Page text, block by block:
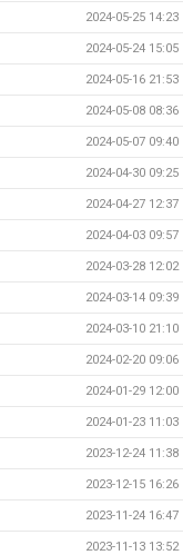
2024-05-25 14:23
2024-05-24 15:05
2024-05-16 21:53
2024-05-08 08:36
2024-05-07 09:40
2024-04-30 09:25
2024-04-27 12:37
2024-04-03 09:57
2024-03-28 12:02
2024-03-14 09:39
2024-03-10 21:10
2024-02-20 09:06
2024-01-29 12:00
2024-01-23 11:03
2023-12-24 11:38
2023-12-15 16:26
2023-11-24 16:47
2023-11-13 13:52